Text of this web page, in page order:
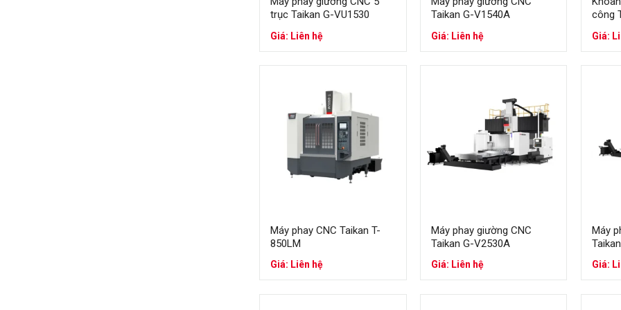
trục Taikan G-VU1530
Giá: Liên hệ
Taikan G-V1540A
Giá: Liên hệ
công
Giá:
Máy phay CNC Taikan T-
850LM
Giá: Liên hệ
Máy phay giường CNC
Taikan G-V2530A
Giá: Liên hệ
Máy
Giá: